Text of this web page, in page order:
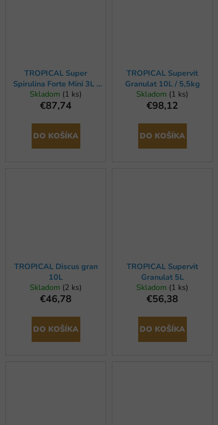
TROPICAL Super
Spirulina Forte Mini 3L /
1,68kg
Skladom (1 ks)
€87,74
DO KOŠÍKA
TROPICAL Supervit
Granulat 10L / 5,5kg
Skladom (1 ks)
€98,12
DO KOŠÍKA
TROPICAL Discus gran
10L
Skladom (2 ks)
€46,78
DO KOŠÍKA
TROPICAL Supervit
Granulat 5L
Skladom (1 ks)
€56,38
DO KOŠÍKA